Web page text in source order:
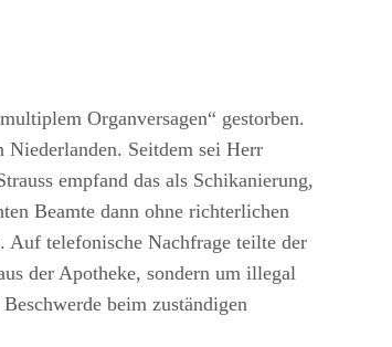
Organversagen“ gestorben.
Niederlanden. Seitdem sei Herr
empfand das als Schikanierung,
Beamte dann ohne richterlichen
Auf telefonische Nachfrage teilte der
der Apotheke, sondern um illegal
beim zuständigen